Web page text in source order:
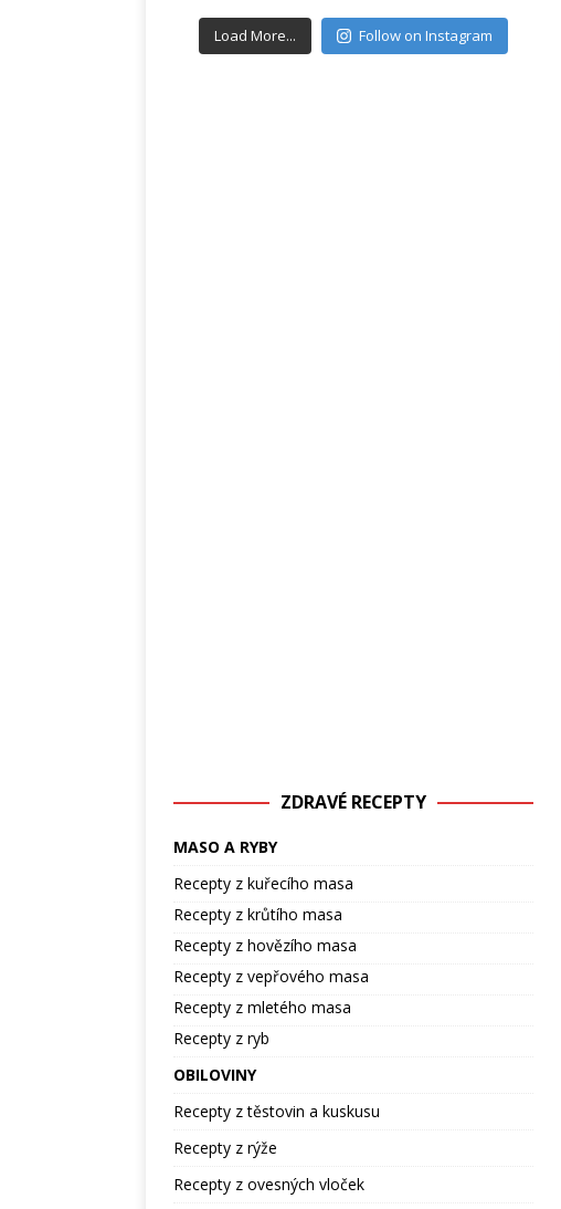
Load More... Follow on Instagram
ZDRAVÉ RECEPTY
MASO A RYBY
Recepty z kuřecího masa
Recepty z krůtího masa
Recepty z hovězího masa
Recepty z vepřového masa
Recepty z mletého masa
Recepty z ryb
OBILOVINY
Recepty z těstovin a kuskusu
Recepty z rýže
Recepty z ovesných vloček